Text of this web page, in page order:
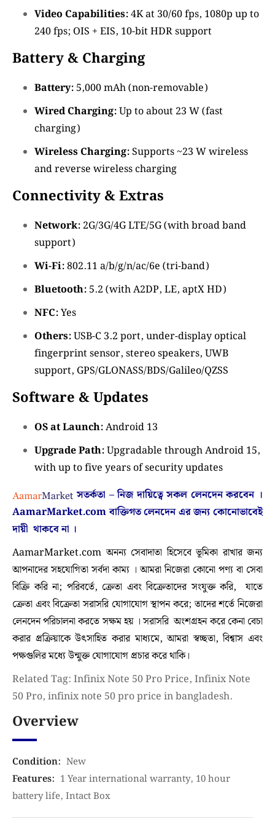
Video Capabilities:4K at 30/60 fps, 1080p up to
240 fps; OIS + EIS, 10-bit HDR support
Battery & Charging
Battery: 5,000 mAh (non-removable)
Wired Charging:Up to about 23 W (fast
charging)
Wireless Charging:Supports ~23 W wireless
and reverse wireless charging
Connectivity & Extras
Network: 2G/3G/4G LTE/5G (with broad band
support)
Wi-Fi:802.11 a/b/g/n/ac/6e (tri-band)
Bluetooth: 5.2 (with A2DP, LE, aptX HD)
NFC:Yes
Others:USB-C 3.2 port, under-display optical
fingerprint sensor, stereo speakers, UWB
support, GPS/GLONASS/BDS/Galileo/QZSS
Software & Updates
OS at Launch:Android 13
Upgrade Path:Upgradable through Android 15,
with up to five years of security updates
সতর্কতা – নিজ দায়িত্বে সকল লেনদেন করবেন ।
AamarMarket.comবাক্তিগত লেনদেন এর জন্য কোনোভাবেই
দায়ী থাকবে না ।
AamarMarket.com অনন্য সেবাদাতা হিসেবে ভূমিকা রাখার জন্য
আপনাদের সহযোগিতা সর্বদা কাম্য । আমরা নিজেরা কোনো পণ্য বা সেবা
বিক্রি করি না; পরিবর্তে, ক্রেতা এবং বিক্রেতাদের সংযুক্ত করি, যাতে
ক্রেতা এবং বিক্রেতা সরাসরি যোগাযোগ স্থাপন করে; তাদের শর্তে নিজেরা
লেনদেন পরিচালনা করতে সক্ষম হয় । সরাসরি অংশগ্রহন করে কেনা বেচা
করার প্রক্রিয়াকে উৎসাহিত করার মাধ্যমে, আমরা স্বচ্ছতা, বিশ্বাস এবং
পক্ষগুলির মধ্যে উন্মুক্ত যোগাযোগ প্রচার করে থাকি।
Related Tag: Infinix Note 50 Pro Price, Infinix Note
50 Pro, infinix note 50 pro price in bangladesh.
Overview
Condition: New
Features: 1 Year international warranty, 10 hour
battery life, Intact Box